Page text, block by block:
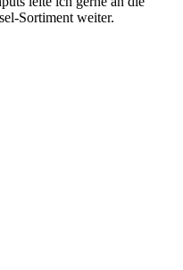
Sortiment weiter.